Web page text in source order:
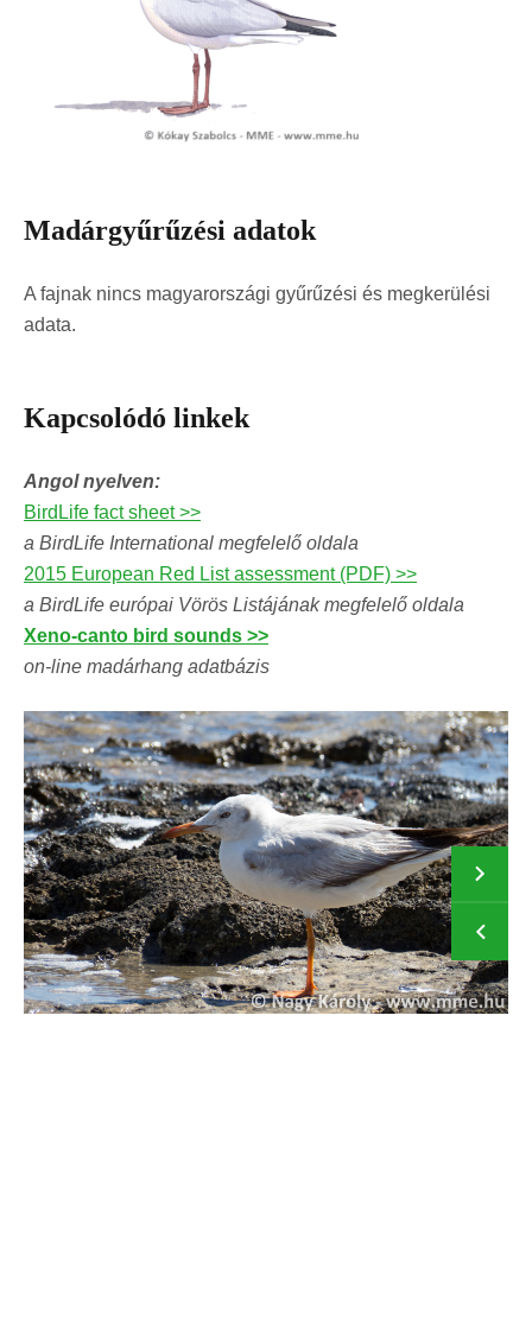
Madárgyűrűzési adatok
A fajnak nincs magyarországi gyűrűzési és megkerülési
adata.
Kapcsolódó linkek
Angol nyelven:
BirdLife fact sheet >>
a BirdLife International megfelelő oldala
2015 European Red List assessment (PDF) >>
a BirdLife európai Vörös Listájának megfelelő oldala
Xeno-canto bird sounds >>
on-line madárhang adatbázis